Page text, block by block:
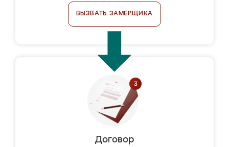
ВЫЗВАТЬ ЗАМЕРЩИКА
Договор